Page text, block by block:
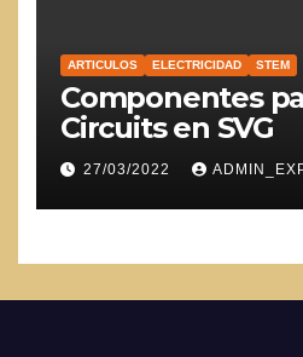
ARTICULOS ELECTRICIDAD STEM
Componentes
Circuits en SVG
27/03/2022